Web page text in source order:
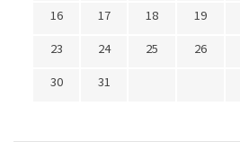
16
17 18 19
23
24 25 26
30
31